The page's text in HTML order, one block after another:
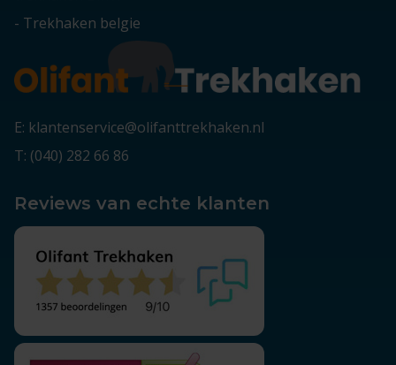
- Trekhaken belgie
E: klantenservice@olifanttrekhaken.nl
T: (040) 282 66 86
Reviews van echte klanten